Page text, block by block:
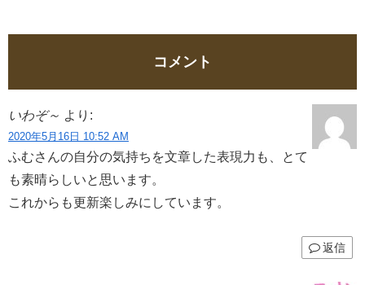
コメント
いわぞ～ より:
2020年5月16日 10:52 AM
ふむさんの自分の気持ちを文章した表現力も、とて
も素晴らしいと思います。
これからも更新楽しみにしています。
返信